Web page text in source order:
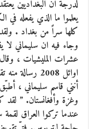
لدرجة أن البغداديين
يعلموا ما الذي يفعله في
كلها سراً من بغداد .
وجاء فيه ان سليماني لا
عشرات المليشيات ،
اوائل 2008
أنني قاسم سليماني ،
وغزة وأفغانستان. ”
عندما تركوا العراق لقمة